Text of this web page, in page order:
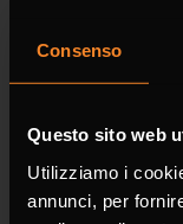
Consenso
Questo sito web
Utilizziamo i
annunci, per
Company